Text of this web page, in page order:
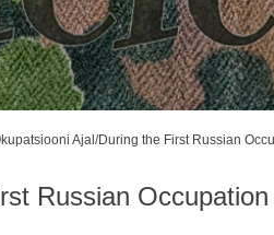
Ajal/During the First Russian
Russian Occupation